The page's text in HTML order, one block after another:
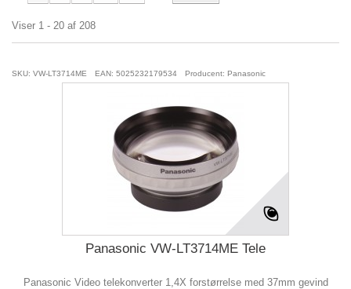
Viser 1 - 20 af 208
SKU: VW-LT3714ME EAN: 5025232179534 Producent: Panasonic
Panasonic VW-LT3714ME Tele
Panasonic Video telekonverter 1,4X forstørrelse med 37mm gevind